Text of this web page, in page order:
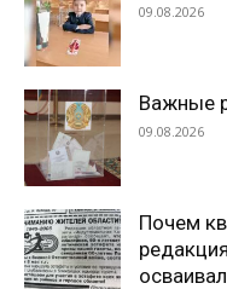
09.08.2026
Важные
09.08.2026
Почем